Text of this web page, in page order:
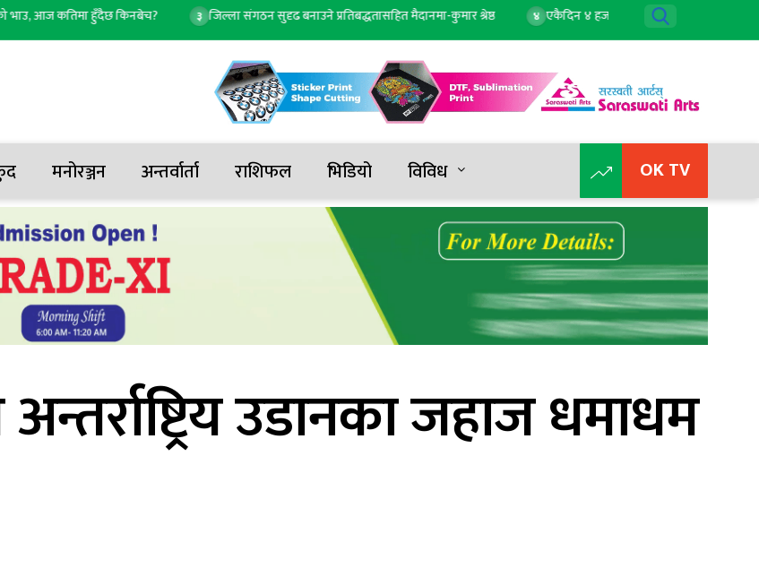
आज कतिमा हुँदैछ किनबेच? जिल्ला संगठन सुदृढ बनाउने प्रतिबद्धतासहित मैदानमा-कुमार श्रेष्ठ ४ एकैदिन ४ हजार २ सयले बढ्यो सुन, तोलाको दुई लाख
मनोरञ्जन अन्तर्वार्ता राशिफल भिडियो विविध OK TV
उडानका जहाज धमाधम